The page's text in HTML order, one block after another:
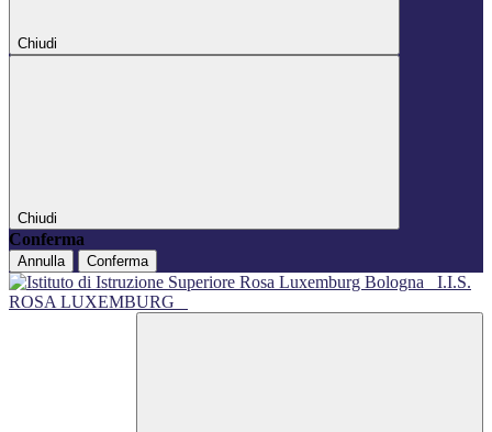
Chiudi
Chiudi
Conferma
Annulla Conferma
I.I.S.
ROSA LUXEMBURG